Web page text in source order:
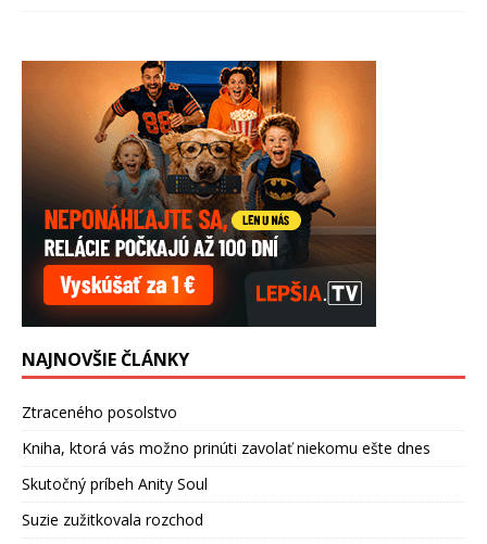
NAJNOVŠIE ČLÁNKY
Ztraceného posolstvo
Kniha, ktorá vás možno prinúti zavolať niekomu ešte dnes
Skutočný príbeh Anity Soul
Suzie zužitkovala rozchod